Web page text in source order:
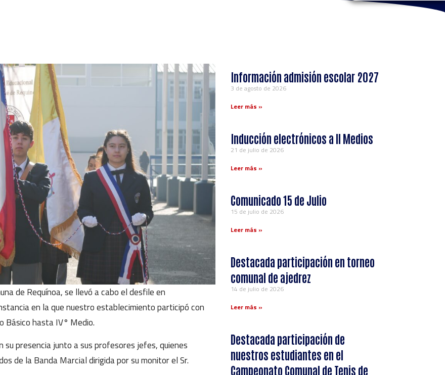
de Requínoa, se llevó a cabo el desfile en
en la que nuestro establecimiento participó con
Básico hasta IV° Medio.
presencia junto a sus profesores jefes, quienes
de la Banda Marcial dirigida por su monitor el Sr.
Información admisión escolar 2027
3 de agosto de 2026
Leer más »
Inducción electrónicos a ll Medios
21 de julio de 2026
Leer más »
Comunicado 15 de Julio
15 de julio de 2026
Leer más »
Destacada participación en torneo
comunal de ajedrez
14 de julio de 2026
Leer más »
Destacada participación de
nuestros estudiantes en el
Campeonato Comunal de Tenis de